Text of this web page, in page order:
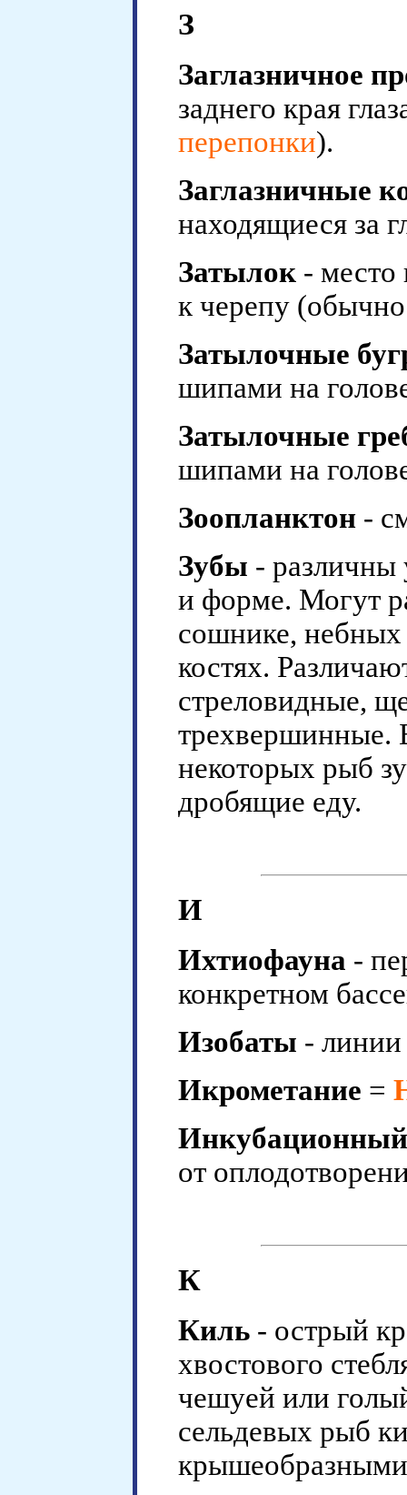
З
Заглазничное
заднего края
перепонки).
Заглазничные
находящиеся за
Затылок - место
к черепу
Затылочные
шипами на
Затылочные
шипами на
Зоопланктон -
Зубы -
и форме. Могут
сошнике, небных
костях.
стреловидные,
трехвершинные.
некоторых рыб
дробящие еду.
И
Ихтиофауна -
конкретном
Изобаты -
Икрометание =
от
К
Киль - острый
хвостового
чешуей или
сельдевых рыб